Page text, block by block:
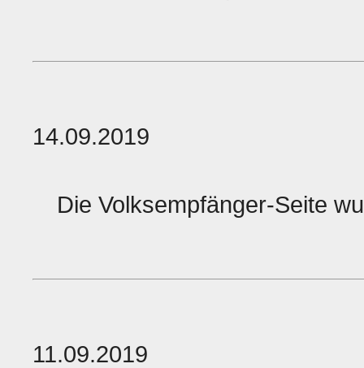
14.09.2019
Die Volksempfänger-Seite
11.09.2019